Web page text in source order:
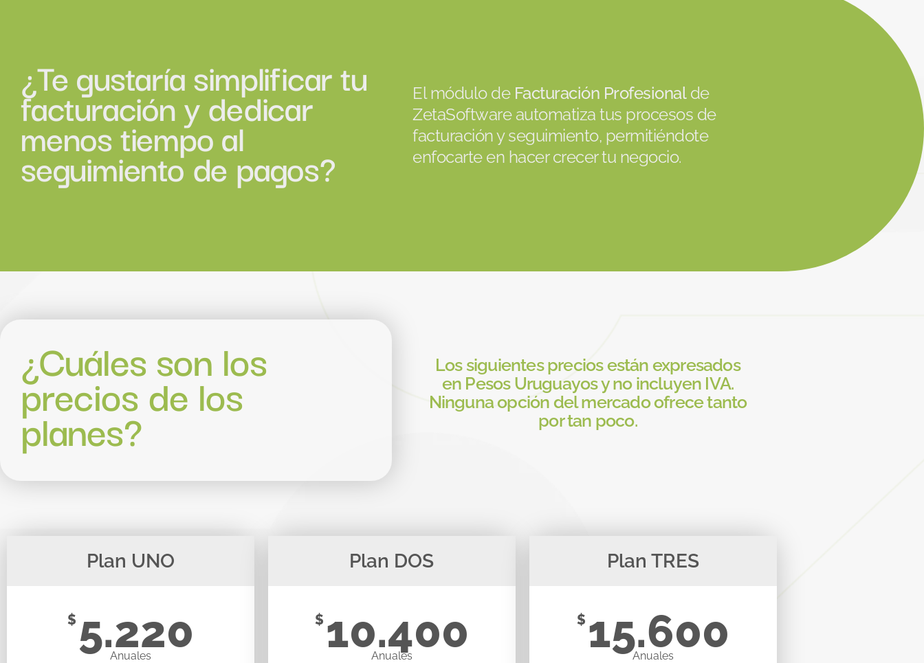
¿Te gustaría simplificar tu
facturación y dedicar
menos tiempo al
seguimiento de pagos?
El módulo de Facturación Profesionalde
ZetaSoftware automatiza tus procesos de
facturación y seguimiento, permitiéndote
enfocarte en hacer crecer tu negocio.
¿Cuáles son los
precios de los
planes?
Los siguientes precios están expresados
en Pesos Uruguayos y no incluyen IVA.
Ninguna opción del mercado ofrece tanto
por tan poco.
Plan UNO
$ 5.220
Anuales
Plan DOS
$ 10.400
Anuales
Plan TRES
$ 15.600
Anuales